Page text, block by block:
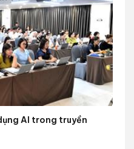
AI trong truyền